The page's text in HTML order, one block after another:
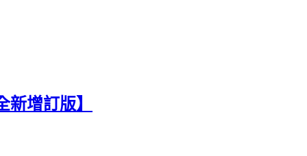
增訂版】